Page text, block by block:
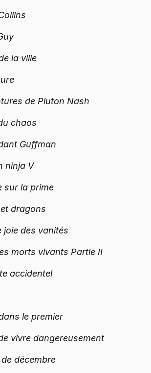
la ville
de Pluton Nash
chaos
Guffman
ninja V
sur la prime
dragons
joie des vanités
morts vivants Partie II
accidentel
le premier
vivre dangereusement
décembre